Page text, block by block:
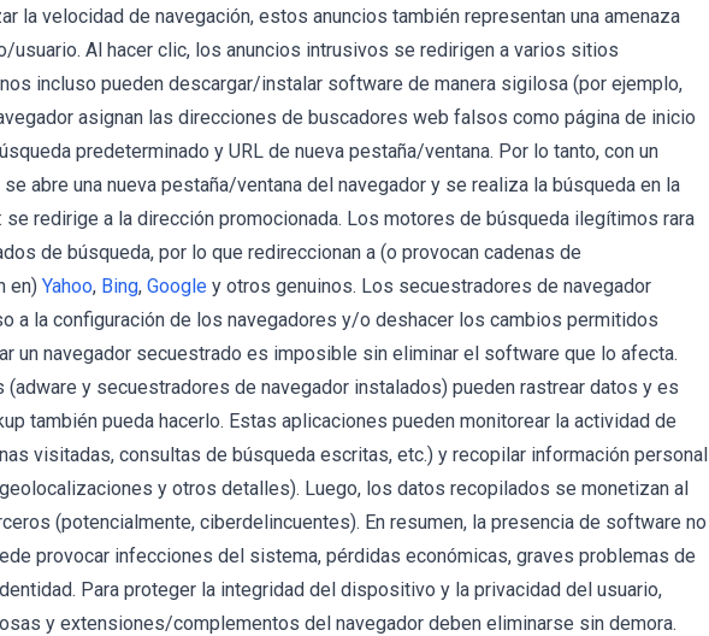
la velocidad de navegación, estos anuncios también representan una amenaza
usuario. Al hacer clic, los anuncios intrusivos se redirigen a varios sitios
incluso pueden descargar/instalar software de manera sigilosa (por ejemplo,
asignan las direcciones de buscadores web falsos como página de inicio
predeterminado y URL de nueva pestaña/ventana. Por lo tanto, con un
abre una nueva pestaña/ventana del navegador y se realiza la búsqueda en la
se redirige a la dirección promocionada. Los motores de búsqueda ilegítimos rara
de búsqueda, por lo que redireccionan a (o provocan cadenas de
en) Yahoo, Bing, Google y otros genuinos. Los secuestradores de navegador
a la configuración de los navegadores y/o deshacer los cambios permitidos
un navegador secuestrado es imposible sin eliminar el software que lo afecta.
(adware y secuestradores de navegador instalados) pueden rastrear datos y es
también pueda hacerlo. Estas aplicaciones pueden monitorear la actividad de
visitadas, consultas de búsqueda escritas, etc.) y recopilar información personal
y otros detalles). Luego, los datos recopilados se monetizan al
(potencialmente, ciberdelincuentes). En resumen, la presencia de software no
provocar infecciones del sistema, pérdidas económicas, graves problemas de
Para proteger la integridad del dispositivo y la privacidad del usuario,
y extensiones/complementos del navegador deben eliminarse sin demora.